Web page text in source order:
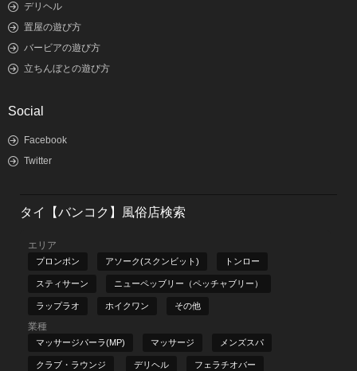
デリヘル
置屋の遊び方
バービアの遊び方
立ちんぼとの遊び方
Social
Facebook
Twitter
タイ【バンコク】風俗店検索
エリア
プロンポン アソーク(スクンビット) トンロー
スティサーン ニューペッブリー（ペッチャブリー）
ラップラオ ホイクワン その他
業種
マッサージパーラ(MP) マッサージ メンズスパ
クラブ・ラウンジ デリヘル フェラチオバー